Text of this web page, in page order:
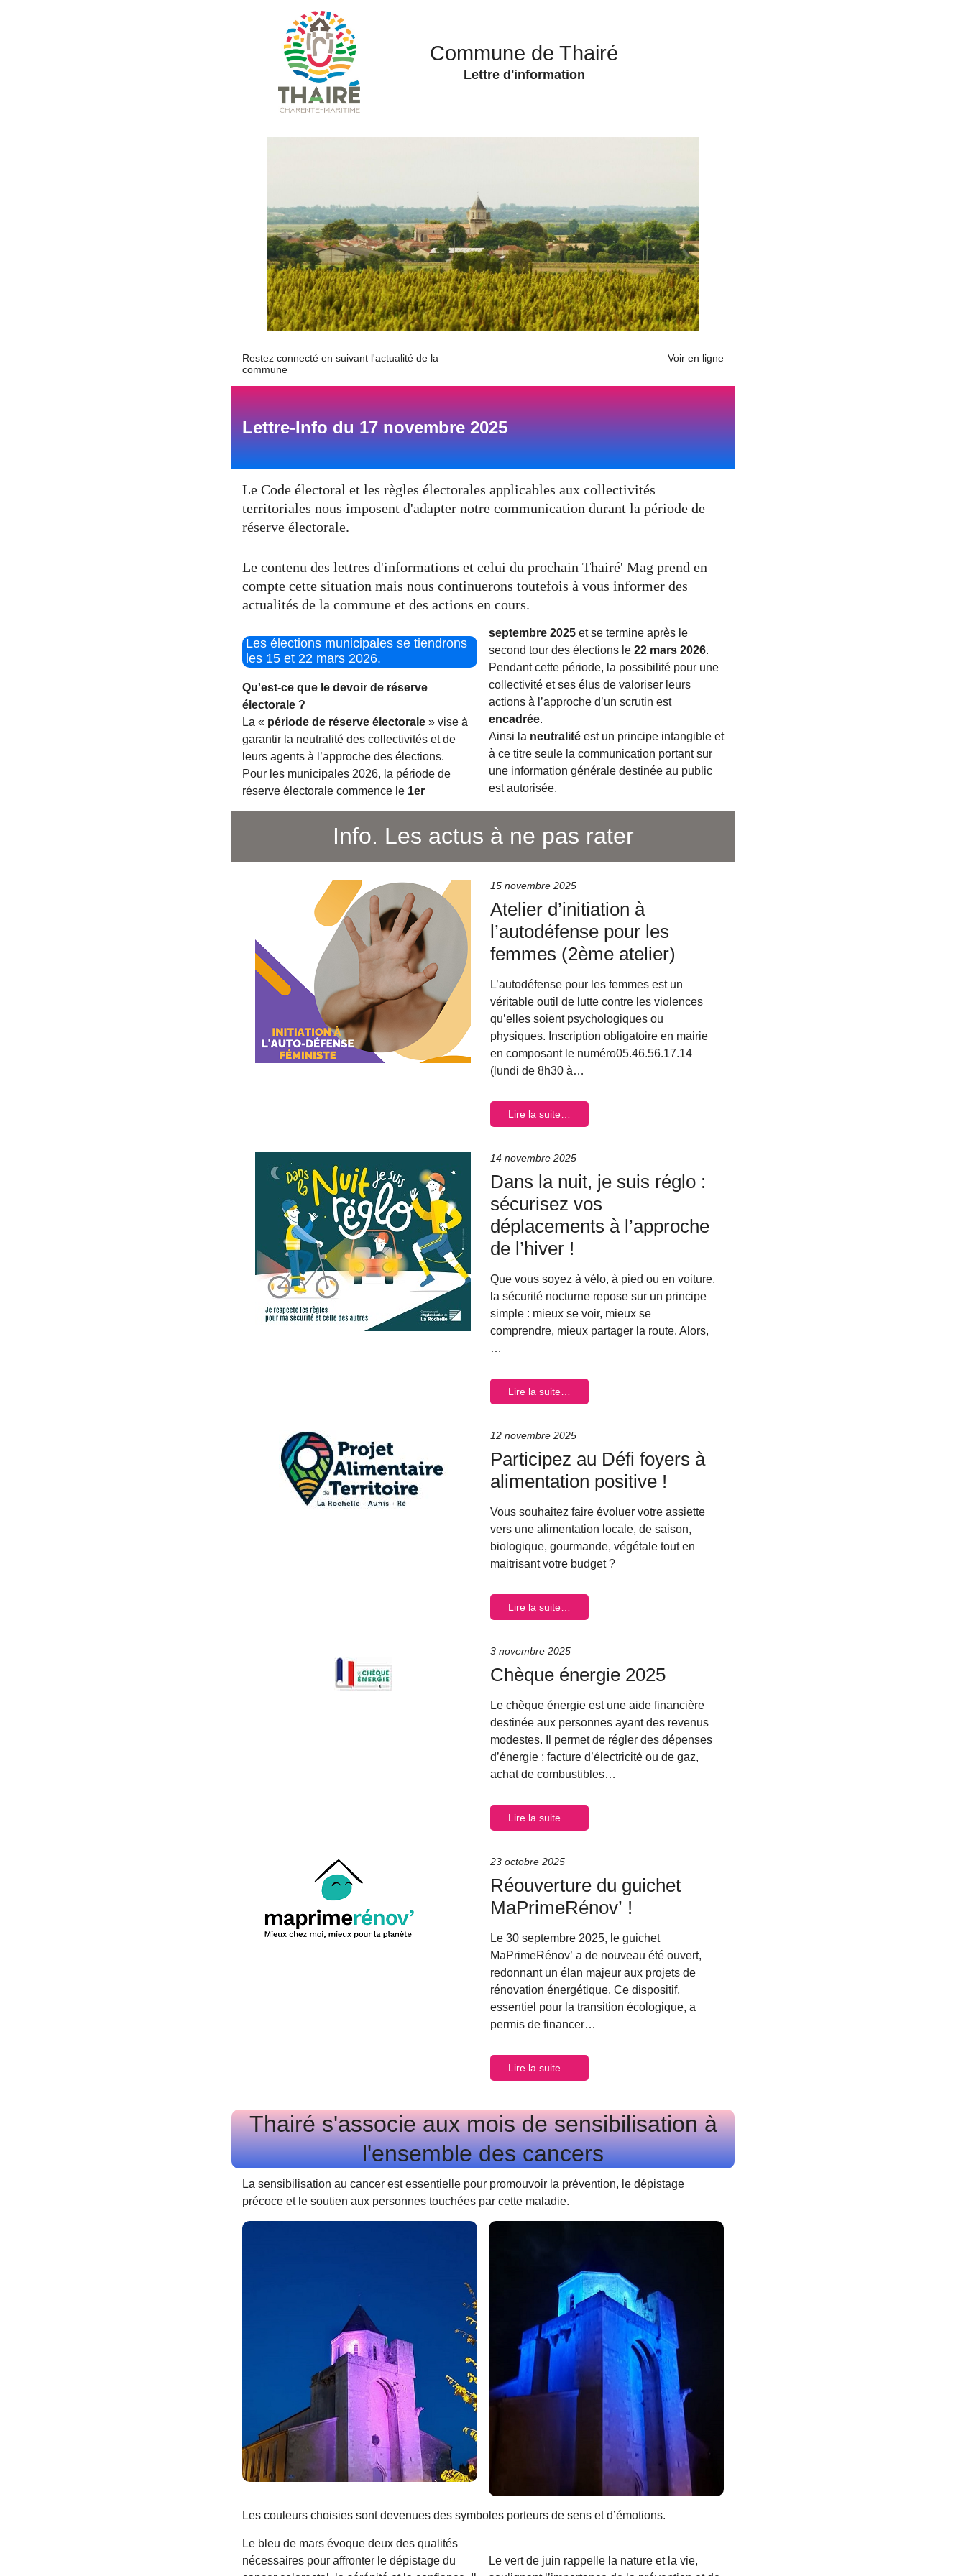
Commune de Thairé
Lettre d'information
Restez connecté en suivant l'actualité de la
commune
Voir en ligne
Lettre-Info du 17 novembre 2025
Le Code électoral et les règles électorales applicables aux collectivités
territoriales nous imposent d'adapter notre communication durant la période de
réserve électorale.
Le contenu des lettres d'informations et celui du prochain Thairé' Mag prend en
compte cette situation mais nous continuerons toutefois à vous informer des
actualités de la commune et des actions en cours.
Les élections municipales se tiendrons
les 15 et 22 mars 2026.
Qu'est-ce que le devoir de réserve
électorale ?
La « période de réserve électorale » vise à
garantir la neutralité des collectivités et de
leurs agents à l’approche des élections.
Pour les municipales 2026, la période de
réserve électorale commence le 1er
septembre 2025 et se termine après le
second tour des élections le 22 mars 2026.
Pendant cette période, la possibilité pour une
collectivité et ses élus de valoriser leurs
actions à l’approche d’un scrutin est
encadrée.
Ainsi la neutralité est un principe intangible et
à ce titre seule la communication portant sur
une information générale destinée au public
est autorisée.
Info. Les actus à ne pas rater
15 novembre 2025
Atelier d’initiation à
l’autodéfense pour les
femmes (2ème atelier)
L’autodéfense pour les femmes est un
véritable outil de lutte contre les violences
qu’elles soient psychologiques ou
physiques. Inscription obligatoire en mairie
en composant le numéro05.46.56.17.14
(lundi de 8h30 à…
Lire la suite…
14 novembre 2025
Dans la nuit, je suis réglo :
sécurisez vos
déplacements à l’approche
de l’hiver !
Que vous soyez à vélo, à pied ou en voiture,
la sécurité nocturne repose sur un principe
simple : mieux se voir, mieux se
comprendre, mieux partager la route. Alors,
…
Lire la suite…
12 novembre 2025
Participez au Défi foyers à
alimentation positive !
Vous souhaitez faire évoluer votre assiette
vers une alimentation locale, de saison,
biologique, gourmande, végétale tout en
maitrisant votre budget ?
Lire la suite…
3 novembre 2025
Chèque énergie 2025
Le chèque énergie est une aide financière
destinée aux personnes ayant des revenus
modestes. Il permet de régler des dépenses
d’énergie : facture d’électricité ou de gaz,
achat de combustibles…
Lire la suite…
23 octobre 2025
Réouverture du guichet
MaPrimeRénov’ !
Le 30 septembre 2025, le guichet
MaPrimeRénov’ a de nouveau été ouvert,
redonnant un élan majeur aux projets de
rénovation énergétique. Ce dispositif,
essentiel pour la transition écologique, a
permis de financer…
Lire la suite…
Thairé s'associe aux mois de sensibilisation à
l'ensemble des cancers
La sensibilisation au cancer est essentielle pour promouvoir la prévention, le dépistage
précoce et le soutien aux personnes touchées par cette maladie.
Les couleurs choisies sont devenues des symboles porteurs de sens et d’émotions.
Le bleu de mars évoque deux des qualités
nécessaires pour affronter le dépistage du
Le vert de juin rappelle la nature et la vie,